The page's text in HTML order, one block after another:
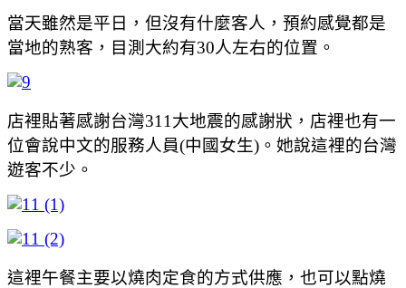
當天雖然是平日，但沒有什麼客人，預約感覺都是
當地的熟客，目測大約有30人左右的位置。
店裡貼著感謝台灣311大地震的感謝狀，店裡也有一
位會說中文的服務人員(中國女生)。她說這裡的台灣
遊客不少。
這裡午餐主要以燒肉定食的方式供應，也可以點燒